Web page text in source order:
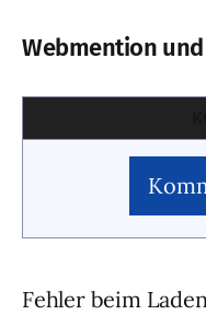
Webmention
Fehler beim